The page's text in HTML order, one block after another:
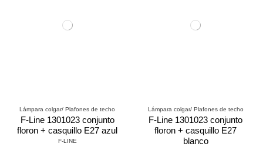
Lámpara colgar/ Plafones de techo
F-Line 1301023 conjunto
floron + casquillo E27 azul
F-LINE
Lámpara colgar/ Plafones de techo
F-Line 1301023 conjunto
floron + casquillo E27
blanco